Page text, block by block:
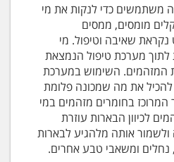
משתמשים כדי לנקות את מי
מומסים, ממסים
נקראת שאיבה וטיפול. מי
מערכת טיפול הנמצאת
השימוש במערכת
את מה שמכונה פלומת
בחומרים מזהמים במי
לכיוון הבארות עוזרת
ולשמור אותה מלהגיע לבארות
נחלים ומשאבי טבע אחרים.